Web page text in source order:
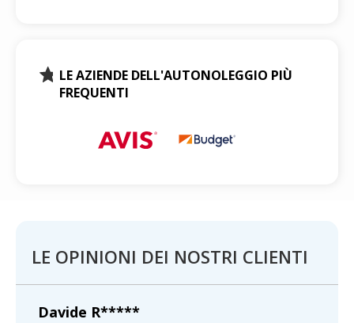
LE AZIENDE DELL'AUTONOLEGGIO PIÙ
FREQUENTI
LE OPINIONI DEI NOSTRI CLIENTI
Davide R*****